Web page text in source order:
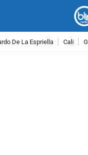
De La Espriella Cali